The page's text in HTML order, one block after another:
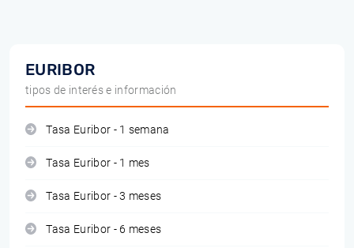
EURIBOR
tipos de interés e información
Tasa Euribor - 1 semana
Tasa Euribor - 1 mes
Tasa Euribor - 3 meses
Tasa Euribor - 6 meses